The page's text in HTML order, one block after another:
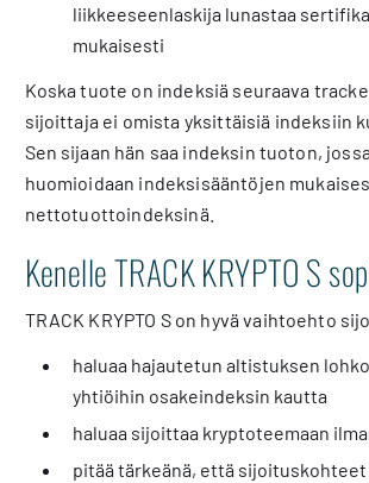
liikkeeseenlaskija lunastaa
mukaisesti
Koska tuote on indeksiä seuraava
sijoittaja ei omista yksittäisiä indeksiin
Sen sijaan hän saa indeksin tuoton,
huomioidaan indeksisääntöjen
nettotuottoindeksinä.
Kenelle TRACK KRYPTO S
TRACK KRYPTO S on hyvä vaihtoehto
haluaa hajautetun altistuksen
yhtiöihin osakeindeksin kautta
haluaa sijoittaa kryptoteemaan
pitää tärkeänä, että sijoituskohteet